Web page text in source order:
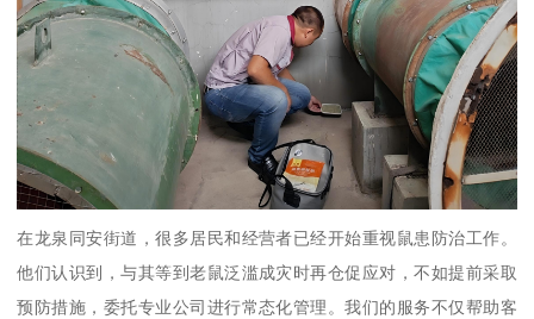
在龙泉同安街道，很多居民和经营者已经开始重视鼠患防治工作。
他们认识到，与其等到老鼠泛滥成灾时再仓促应对，不如提前采取
预防措施，委托专业公司进行常态化管理。我们的服务不仅帮助客